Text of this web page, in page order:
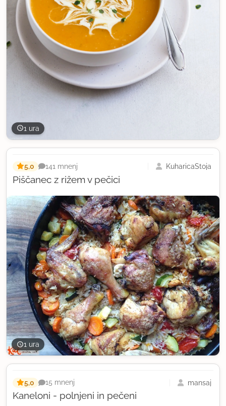
1 ura
1 ura
Piščanec z rižem v pečici
5,0 141 mnenj KuharicaStoja
Kaneloni - polnjeni in pečeni
5,0 15 mnenj mansaj